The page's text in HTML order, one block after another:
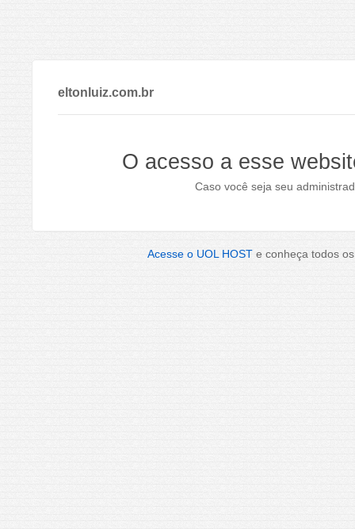
eltonluiz.com.br
O acesso a esse
Caso você seja seu
Acesse o UOL HOST e conheça todos